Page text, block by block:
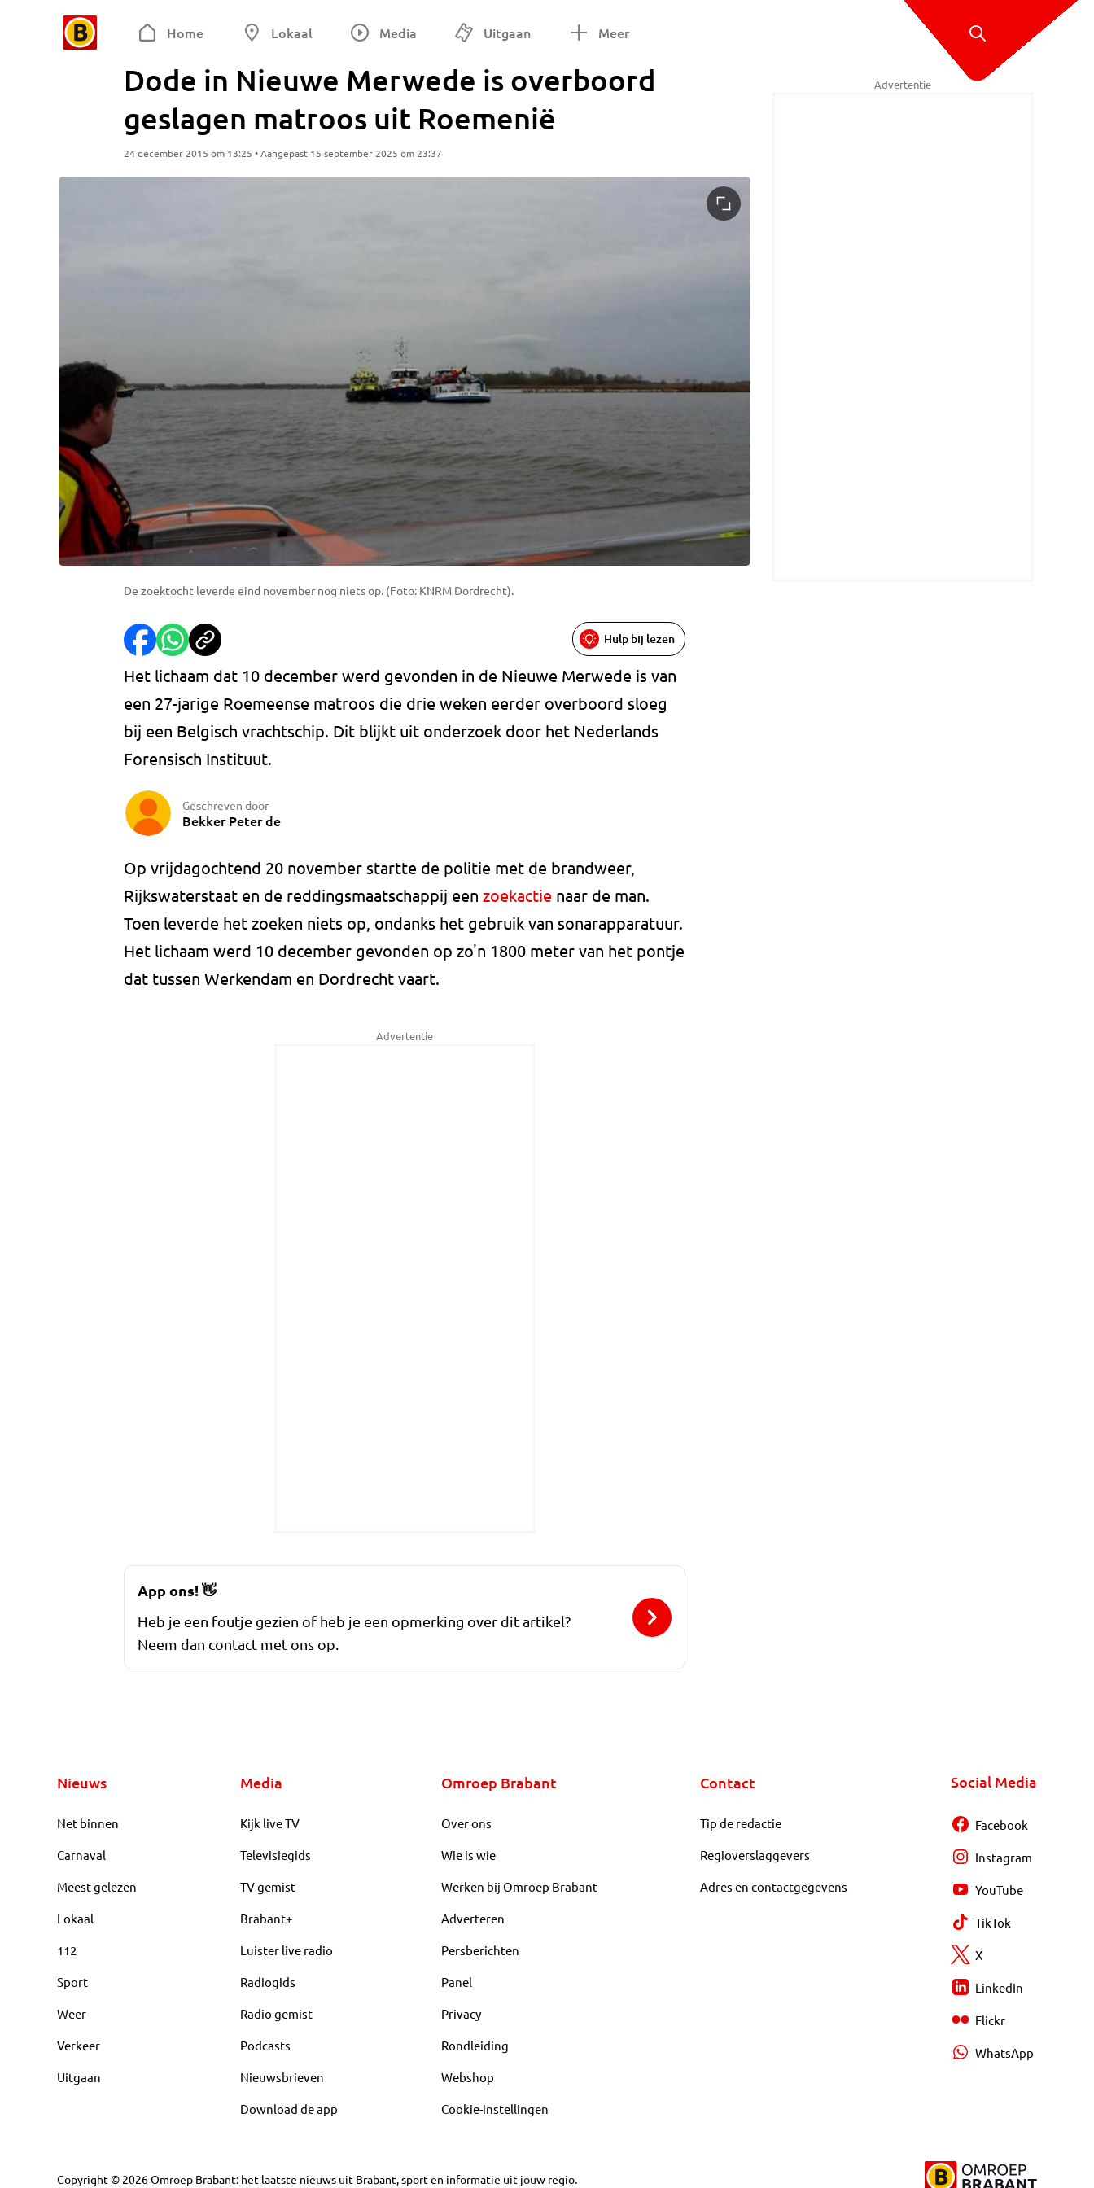
Home Lokaal Media Uitgaan Meer
Dode in Nieuwe Merwede is overboord
geslagen matroos uit Roemenië
24 december 2015 om 13:25 • Aangepast 15 september 2025 om 23:37
De zoektocht leverde eind november nog niets op. (Foto: KNRM Dordrecht).
Hulp bij lezen
Het lichaam dat 10 december werd gevonden in de Nieuwe Merwede is van
een 27-jarige Roemeense matroos die drie weken eerder overboord sloeg
bij een Belgisch vrachtschip. Dit blijkt uit onderzoek door het Nederlands
Forensisch Instituut.
Geschreven door
Bekker Peter de
Op vrijdagochtend 20 november startte de politie met de brandweer,
Rijkswaterstaat en de reddingsmaatschappij een zoekactie naar de man.
Toen leverde het zoeken niets op, ondanks het gebruik van sonarapparatuur.
Het lichaam werd 10 december gevonden op zo'n 1800 meter van het pontje
dat tussen Werkendam en Dordrecht vaart.
Advertentie
Advertentie
App ons!👋
Heb je een foutje gezien of heb je een opmerking over dit artikel?
Neem dan contact met ons op.
Nieuws
Net binnen
Carnaval
Meest gelezen
Lokaal
112
Sport
Weer
Verkeer
Uitgaan
Media
Kijk live TV
Televisiegids
TV gemist
Brabant+
Luister live radio
Radiogids
Radio gemist
Podcasts
Nieuwsbrieven
Download de app
Omroep Brabant
Over ons
Wie is wie
Werken bij Omroep Brabant
Adverteren
Persberichten
Panel
Privacy
Rondleiding
Webshop
Cookie-instellingen
Contact
Tip de redactie
Regioverslaggevers
Adres en contactgegevens
Social Media
Facebook
Instagram
YouTube
TikTok
X
LinkedIn
Flickr
WhatsApp
Copyright © 2026Omroep Brabant: het laatste nieuws uit Brabant, sport en informatie uit jouw regio.